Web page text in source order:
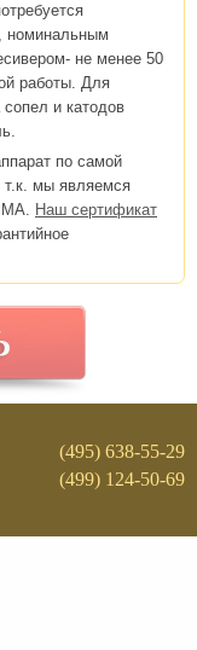
номинальным
не менее 50
работы. Для
и катодов
по самой
т.к. мы являемся
Наш сертификат
(495) 638-55-29
(499) 124-50-69